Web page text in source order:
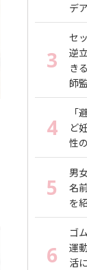
デア
3
セ
逆
き
師
4
ど
性
5
男
名
を
6
ゴ
運
活